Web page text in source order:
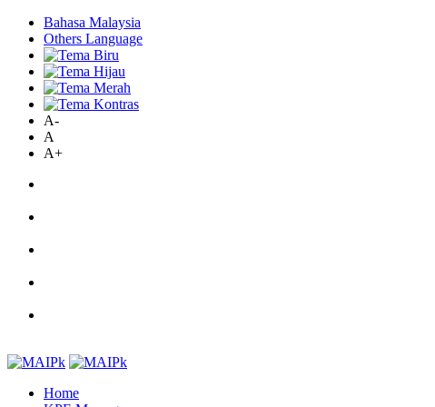
Bahasa Malaysia
Others Language
A-
A
A+
Home